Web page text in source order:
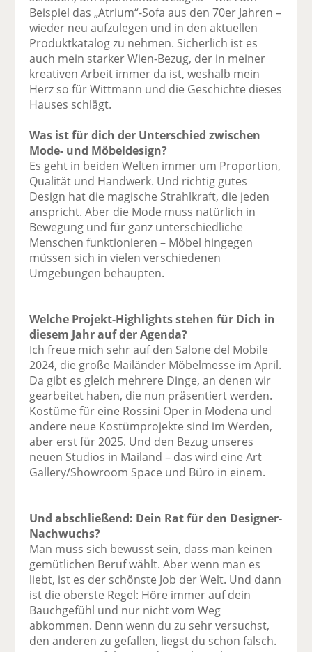
Beispiel das „Atrium“-Sofa aus den 70er Jahren –
wieder neu aufzulegen und in den aktuellen
Produktkatalog zu nehmen. Sicherlich ist es
auch mein starker Wien-Bezug, der in meiner
kreativen Arbeit immer da ist, weshalb mein
Herz so für Wittmann und die Geschichte dieses
Hauses schlägt.
Was ist für dich der Unterschied zwischen
Mode- und Möbeldesign?
Es geht in beiden Welten immer um Proportion,
Qualität und Handwerk. Und richtig gutes
Design hat die magische Strahlkraft, die jeden
anspricht. Aber die Mode muss natürlich in
Bewegung und für ganz unterschiedliche
Menschen funktionieren – Möbel hingegen
müssen sich in vielen verschiedenen
Umgebungen behaupten.
Welche Projekt-Highlights stehen für Dich in
diesem Jahr auf der Agenda?
Ich freue mich sehr auf den Salone del Mobile
2024, die große Mailänder Möbelmesse im April.
Da gibt es gleich mehrere Dinge, an denen wir
gearbeitet haben, die nun präsentiert werden.
Kostüme für eine Rossini Oper in Modena und
andere neue Kostümprojekte sind im Werden,
aber erst für 2025. Und den Bezug unseres
neuen Studios in Mailand – das wird eine Art
Gallery/Showroom Space und Büro in einem.
Und abschließend: Dein Rat für den Designer-
Nachwuchs?
Man muss sich bewusst sein, dass man keinen
gemütlichen Beruf wählt. Aber wenn man es
liebt, ist es der schönste Job der Welt. Und dann
ist die oberste Regel: Höre immer auf dein
Bauchgefühl und nur nicht vom Weg
abkommen. Denn wenn du zu sehr versuchst,
den anderen zu gefallen, liegst du schon falsch.